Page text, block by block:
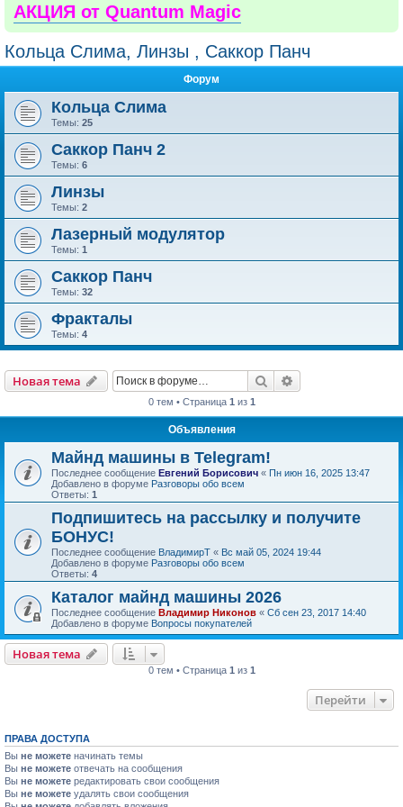
АКЦИЯ от Quantum Magic
Кольца Слима, Линзы , Саккор Панч
Форум
Кольца Слима
Темы: 25
Саккор Панч 2
Темы: 6
Линзы
Темы: 2
Лазерный модулятор
Темы: 1
Саккор Панч
Темы: 32
Фракталы
Темы: 4
Новая тема Поиск
0 тем • Страница 1 из 1
Объявления
Майнд машины в Telegram!
Последнее сообщение Евгений Борисович « Пн июн 16, 2025 13:47
Добавлено в форуме Разговоры обо всем
Ответы: 1
Подпишитесь на рассылку и получите
БОНУС!
Последнее сообщение ВладимирТ « Вс май 05, 2024 19:44
Добавлено в форуме Разговоры обо всем
Ответы: 4
Каталог майнд машины 2026
Последнее сообщение Владимир Никонов « Сб сен 23, 2017 14:40
Добавлено в форуме Вопросы покупателей
Новая тема
0 тем • Страница 1 из 1
Перейти
ПРАВА ДОСТУПА
Вы не можете начинать темы
Вы не можете отвечать на сообщения
Вы не можете редактировать свои сообщения
Вы не можете удалять свои сообщения